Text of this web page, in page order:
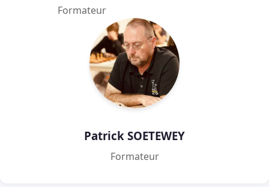
Formateur
Patrick SOETEWEY
Formateur